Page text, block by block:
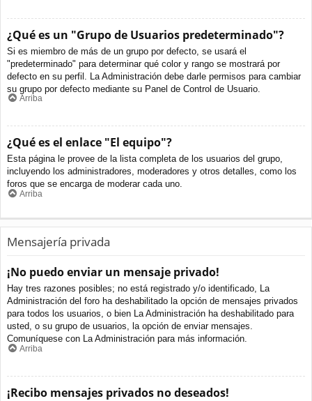
¿Qué es un "Grupo de Usuarios predeterminado"?
Si es miembro de más de un grupo por defecto, se usará el
"predeterminado" para determinar qué color y rango se mostrará por
defecto en su perfil. La Administración debe darle permisos para cambiar
su grupo por defecto mediante su Panel de Control de Usuario.
Arriba
¿Qué es el enlace "El equipo"?
Esta página le provee de la lista completa de los usuarios del grupo,
incluyendo los administradores, moderadores y otros detalles, como los
foros que se encarga de moderar cada uno.
Arriba
Mensajería privada
¡No puedo enviar un mensaje privado!
Hay tres razones posibles; no está registrado y/o identificado, La
Administración del foro ha deshabilitado la opción de mensajes privados
para todos los usuarios, o bien La Administración ha deshabilitado para
usted, o su grupo de usuarios, la opción de enviar mensajes.
Comuníquese con La Administración para más información.
Arriba
¡Recibo mensajes privados no deseados!